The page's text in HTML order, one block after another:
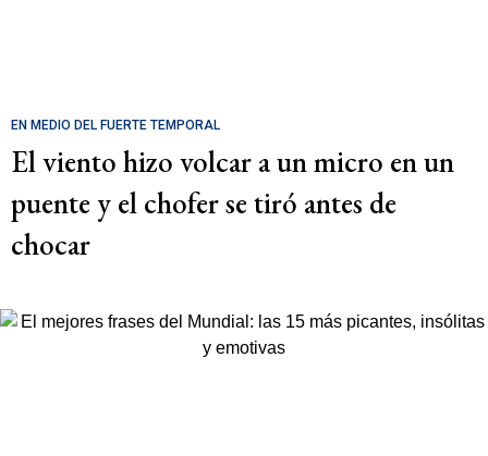
EN MEDIO DEL FUERTE TEMPORAL
El viento hizo volcar a un micro en un
puente y el chofer se tiró antes de
chocar